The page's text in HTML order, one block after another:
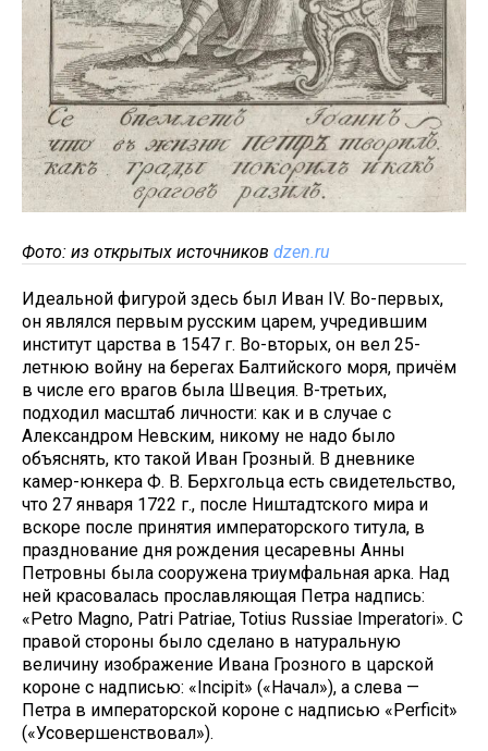
Фото: из открытых источников dzen.ru
Идеальной фигурой здесь был Иван IV. Во-первых,
он являлся первым русским царем, учредившим
институт царства в 1547 г. Во-вторых, он вел 25-
летнюю войну на берегах Балтийского моря, причём
в числе его врагов была Швеция. В-третьих,
подходил масштаб личности: как и в случае с
Александром Невским, никому не надо было
объяснять, кто такой Иван Грозный. В дневнике
камер-юнкера Ф. В. Берхгольца есть свидетельство,
что 27 января 1722 г., после Ништадтского мира и
вскоре после принятия императорского титула, в
празднование дня рождения цесаревны Анны
Петровны была сооружена триумфальная арка. Над
ней красовалась прославляющая Петра надпись:
«Petro Magno, Patri Patriae, Totius Russiae Imperatori». С
правой стороны было сделано в натуральную
величину изображение Ивана Грозного в царской
короне с надписью: «Incipit» («Начал»), а слева —
Петра в императорской короне с надписью «Perficit»
(«Усовершенствовал»).